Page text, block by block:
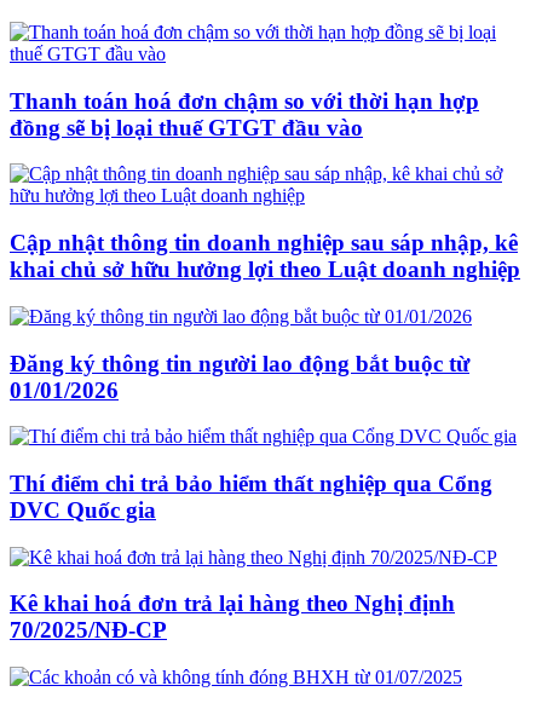
Thanh toán hoá đơn chậm so với thời hạn hợp
đồng sẽ bị loại thuế GTGT đầu vào
Cập nhật thông tin doanh nghiệp sau sáp nhập, kê
khai chủ sở hữu hưởng lợi theo Luật doanh nghiệp
Đăng ký thông tin người lao động bắt buộc từ
01/01/2026
Thí điểm chi trả bảo hiểm thất nghiệp qua Cổng
DVC Quốc gia
Kê khai hoá đơn trả lại hàng theo Nghị định
70/2025/NĐ-CP